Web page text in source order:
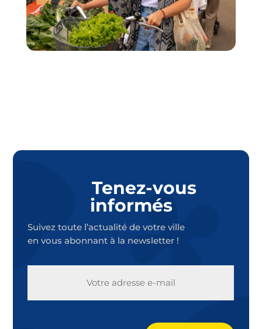
Tenez-vous
informés
Suivez toute l’actualité de votre ville
en vous abonnant à la newsletter !